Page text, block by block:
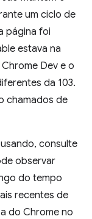
um ciclo de
página foi
estava na
Dev e o
da 103.
chamados de
consulte
observar
do tempo
recentes de
do Chrome no